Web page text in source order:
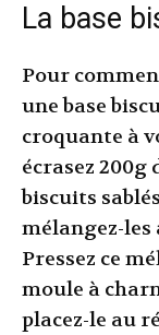
La base
Pour
une base
croquante à
écrasez 200g
biscuits
mélangez-les
Pressez ce
moule à
placez-le au